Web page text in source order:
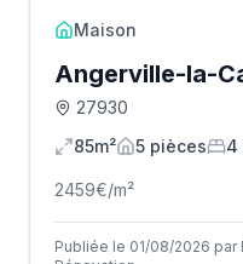
Maison
Angerville-la-
27930
85m²
5 pièces 4
2459€/m²
Publiée le 01/08/2026 par